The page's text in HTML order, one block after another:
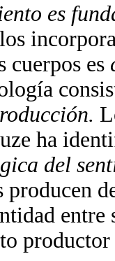
es
cuerpos es
ha
del
entre